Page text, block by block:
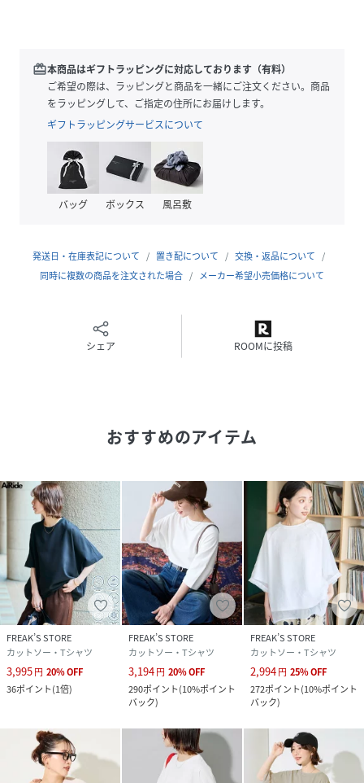
シリーズ商品
1323248901732：クールタッチポンチドルマンスリーブ半
袖トップス
1349248900153：クールタッチポンチパンツ
おすすめコーディネート
スラックスにスニーカーを合わせれば、抜け感のある大人カ
ジュアルスタイルが完成！
でお出かけスタイルにも活躍します◎
同素材のパンツ(1349248900153)とセットアップで着るだ
けで簡単にこなれコーデが仕上がります。
【サイト表記：タグ表記】
※掲載画像の商品の色味は、屋外や屋内の光の照射や角度に
より実物と色味が異なる場合がございます。また表示のサイ
ズ感と実物は若干異なる場合もございますので、予めご了承
ください。
※寄り画像の色味が実物に近しいです。
※着用、お取り扱いの際は、商品についている品質表示とア
テンションタグを必ずご確認下さい。
※こちらの商品はオンラインストア及び一部店舗での限定展
redeem本商品はギフトラッピングに対応しております（有料）
ご希望の際は、ラッピングと商品を一緒にご注文ください。商品
をラッピングして、ご指定の住所にお届けします。
ギフトラッピングサービスについて
バッグ ボックス 風呂敷
発送日・在庫表記について 置き配について
交換・返品について
同時に複数の商品を注文された場合
メーカー希望小売価格について
シェア ROOMに投稿
おすすめのアイテム
FREAK’S STORE
カットソー・Tシャツ
3,995円 20%OFF
36ポイント(1倍)
FREAK’S STORE
カットソー・Tシャツ
3,194円 20%OFF
290ポイント(10%ポイント
バック)
FREAK’S STORE
カットソー・Tシャツ
2,994円 25%OFF
272ポイント(10%ポイント
バック)